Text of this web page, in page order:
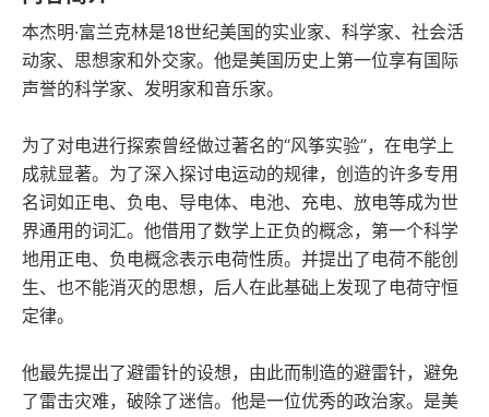
本杰明·富兰克林是18世纪美国的实业家、科学家、社会活
动家、思想家和外交家。他是美国历史上第一位享有国际
声誉的科学家、发明家和音乐家。
为了对电进行探索曾经做过著名的“风筝实验”，在电学上
成就显著。为了深入探讨电运动的规律，创造的许多专用
名词如正电、负电、导电体、电池、充电、放电等成为世
界通用的词汇。他借用了数学上正负的概念，第一个科学
地用正电、负电概念表示电荷性质。并提出了电荷不能创
生、也不能消灭的思想，后人在此基础上发现了电荷守恒
定律。
他最先提出了避雷针的设想，由此而制造的避雷针，避免
了雷击灾难，破除了迷信。他是一位优秀的政治家。是美